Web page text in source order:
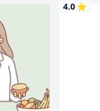
⭐
4.0